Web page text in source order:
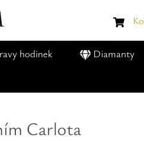
hodinek Diamanty
Carlota